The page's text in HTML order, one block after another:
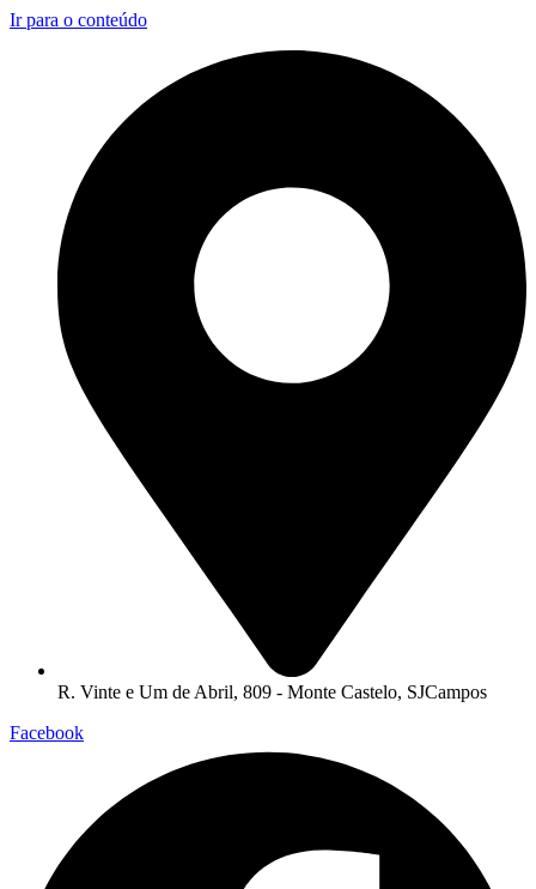
Ir para o conteúdo
R. Vinte e Um de Abril, 809 - Monte Castelo, SJCampos
Facebook